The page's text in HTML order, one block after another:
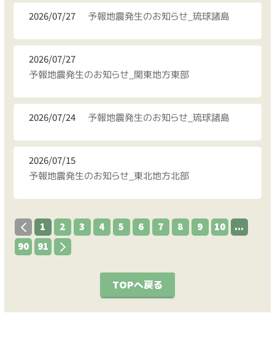
2026/07/27 予報地震発生のお知らせ_琉球諸島
2026/07/27
予報地震発生のお知らせ_関東地方東部
2026/07/24 予報地震発生のお知らせ_琉球諸島
2026/07/15
予報地震発生のお知らせ_東北地方北部
1 2 3 4 5 6 7 8 9 10
...
90
91
TOPへ戻る